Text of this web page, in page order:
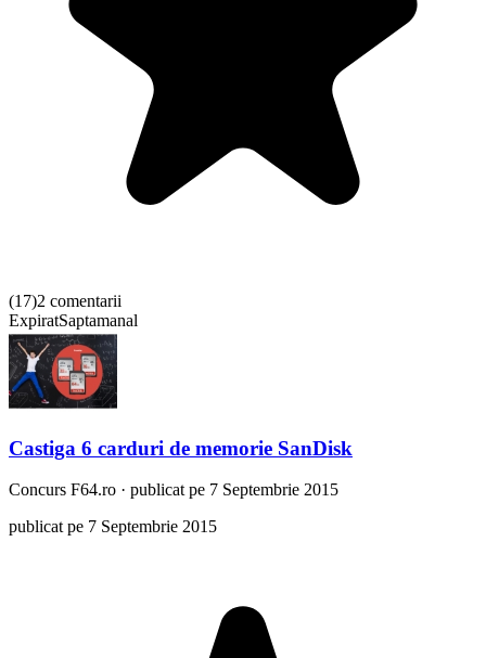
(17)2 comentarii
ExpiratSaptamanal
Castiga 6 carduri de memorie SanDisk
Concurs F64.ro · publicat pe 7 Septembrie 2015
publicat pe 7 Septembrie 2015